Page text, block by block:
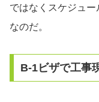
ではなくスケジュ
なのだ。
B-1ビザで工事